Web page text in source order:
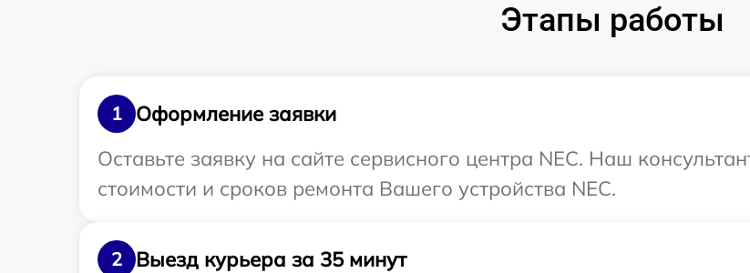
Этапы работы
1
Оформление заявки
Оставьте заявку на сайте сервисного центра NEC. Наш
стоимости и сроков ремонта Вашего устройства NEC.
2
Выезд курьера за 35 минут